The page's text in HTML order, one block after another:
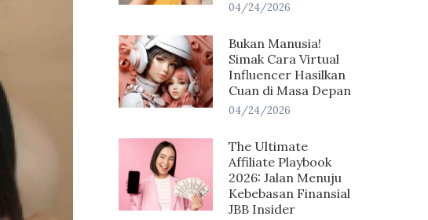
04/24/2026
Bukan Manusia!
Simak Cara Virtual
Influencer Hasilkan
Cuan di Masa Depan
04/24/2026
The Ultimate
Affiliate Playbook
2026: Jalan Menuju
Kebebasan Finansial
JBB Insider